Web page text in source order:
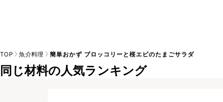
TOP 魚介料理 簡単おかず ブロッコリーと桜エビのたまごサラダ
同じ材料の人気ランキング